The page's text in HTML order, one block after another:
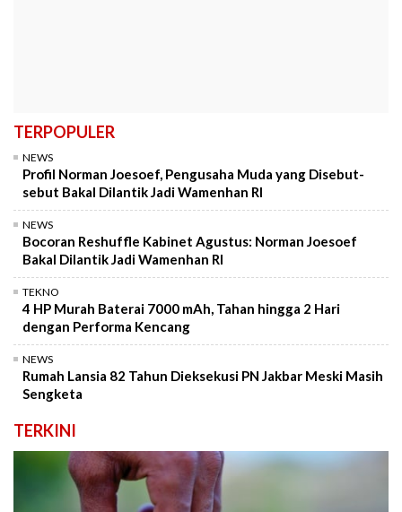
TERPOPULER
NEWS
Profil Norman Joesoef, Pengusaha Muda yang Disebut-
sebut Bakal Dilantik Jadi Wamenhan RI
NEWS
Bocoran Reshuffle Kabinet Agustus: Norman Joesoef
Bakal Dilantik Jadi Wamenhan RI
TEKNO
4 HP Murah Baterai 7000 mAh, Tahan hingga 2 Hari
dengan Performa Kencang
NEWS
Rumah Lansia 82 Tahun Dieksekusi PN Jakbar Meski Masih
Sengketa
TERKINI